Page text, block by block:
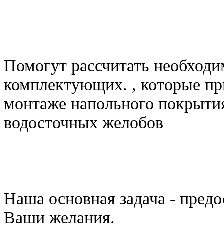
Помогут рассчитать
комплектующих. , которые
монтаже напольного
водосточных желобов
Наша основная задача -
Ваши желания.